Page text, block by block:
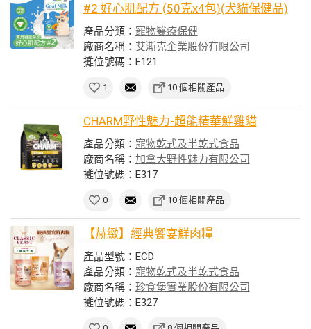
#2 好心肌配方 (50克x4包)(犬貓保健品)
產品分類： 寵物醫療保健
廠商名稱： 艾澌克企業股份有限公司
攤位號碼：E121
1 10 個相關產品
CHARM野性魅力-超能精華鮮雞貓
產品分類： 寵物乾式及半乾式食品
廠商名稱： 加拿大野性魅力有限公司
攤位號碼：E317
0 10 個相關產品
【赫緻】經典饗宴鮮肉糧
產品型號：ECD
產品分類： 寵物乾式及半乾式食品
廠商名稱： 珍食堡實業股份有限公司
攤位號碼：E327